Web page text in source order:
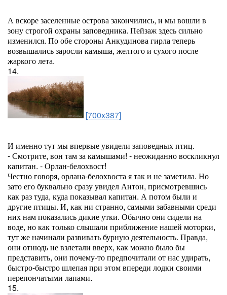
А вскоре заселенные острова закончились, и мы вошли в
зону строгой охраны заповедника. Пейзаж здесь сильно
изменился. По обе стороны Анкудинова гирла теперь
возвышались заросли камыша, желтого и сухого после
жаркого лета.
14.
[700x387]
И именно тут мы впервые увидели заповедных птиц.
- Смотрите, вон там за камышами! - неожиданно воскликнул
капитан. - Орлан-белохвост!
Честно говоря, орлана-белохвоста я так и не заметила. Но
зато его буквально сразу увидел Антон, присмотревшись
как раз туда, куда показывал капитан. А потом были и
другие птицы. И, как ни странно, самыми забавными среди
них нам показались дикие утки. Обычно они сидели на
воде, но как только слышали приближение нашей моторки,
тут же начинали развивать бурную деятельность. Правда,
они отнюдь не взлетали вверх, как можно было бы
представить, они почему-то предпочитали от нас удирать,
быстро-быстро шлепая при этом впереди лодки своими
перепончатыми лапами.
15.